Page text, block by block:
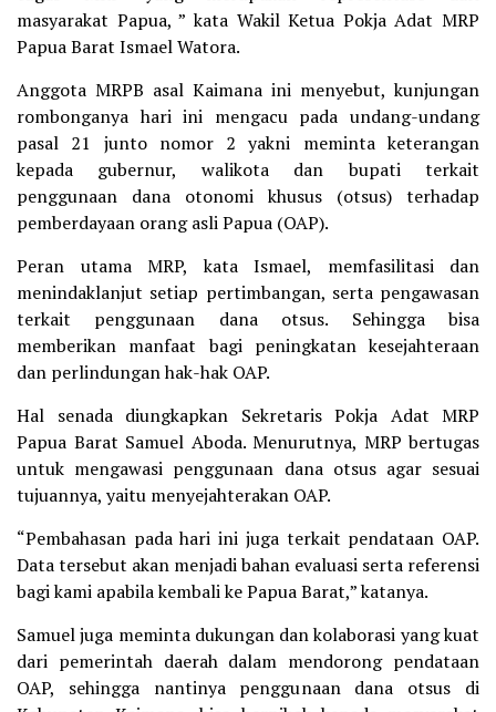
masyarakat Papua, ” kata Wakil Ketua Pokja Adat MRP
Papua Barat Ismael Watora.
Anggota MRPB asal Kaimana ini menyebut, kunjungan
rombonganya hari ini mengacu pada undang-undang
pasal 21 junto nomor 2 yakni meminta keterangan
kepada gubernur, walikota dan bupati terkait
penggunaan dana otonomi khusus (otsus) terhadap
pemberdayaan orang asli Papua (OAP).
Peran utama MRP, kata Ismael, memfasilitasi dan
menindaklanjut setiap pertimbangan, serta pengawasan
terkait penggunaan dana otsus. Sehingga bisa
memberikan manfaat bagi peningkatan kesejahteraan
dan perlindungan hak-hak OAP.
Hal senada diungkapkan Sekretaris Pokja Adat MRP
Papua Barat Samuel Aboda. Menurutnya, MRP bertugas
untuk mengawasi penggunaan dana otsus agar sesuai
tujuannya, yaitu menyejahterakan OAP.
“Pembahasan pada hari ini juga terkait pendataan OAP.
Data tersebut akan menjadi bahan evaluasi serta referensi
bagi kami apabila kembali ke Papua Barat,” katanya.
Samuel juga meminta dukungan dan kolaborasi yang kuat
dari pemerintah daerah dalam mendorong pendataan
OAP, sehingga nantinya penggunaan dana otsus di